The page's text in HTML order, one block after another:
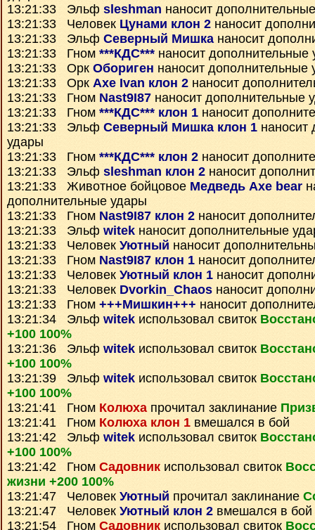
13:21:33 Эльф sleshman наносит
13:21:33 Человек Цунами клон 2 наносит
13:21:33 Эльф Северный Мишкананосит
13:21:33 Гном ***КДС*** наносит дополнительные
13:21:33 Орк Обориген наносит дополнительные
13:21:33 Орк Axe Ivan клон 2 наносит
13:21:33 Гном Nast9I87 наносит дополнительные
13:21:33 Гном ***КДС*** клон 1 наносит
13:21:33 Эльф Северный Мишка клон 1 наносит
удары
13:21:33 Гном ***КДС*** клон 2 наносит
13:21:33 Эльф sleshman клон 2 наносит
13:21:33 Животное бойцовое Медведь Axe bear
дополнительные удары
13:21:33 Гном Nast9I87 клон 2 наносит
13:21:33 Эльф witek наносит дополнительные
13:21:33 Человек Уютный наносит
13:21:33 Гном Nast9I87 клон 1 наносит
13:21:33 Человек Уютный клон 1 наносит
13:21:33 Человек Dvorkin_Chaos наносит
13:21:33 Гном +++Мишкин+++ наносит
13:21:34 Эльф witek использовал свиток
+100 100%
13:21:36 Эльф witek использовал свиток
+100 100%
13:21:39 Эльф witek использовал свиток
+100 100%
13:21:41 Гном Колюхапрочитал заклинание
13:21:41 Гном Колюха клон 1 вмешался в бой
13:21:42 Эльф witek использовал свиток
+100 100%
13:21:42 Гном Садовник использовал свиток
жизни +200 100%
13:21:47 Человек Уютный прочитал заклинание
13:21:47 Человек Уютный клон 2 вмешался в бой
13:21:54 Гном Садовник использовал свиток